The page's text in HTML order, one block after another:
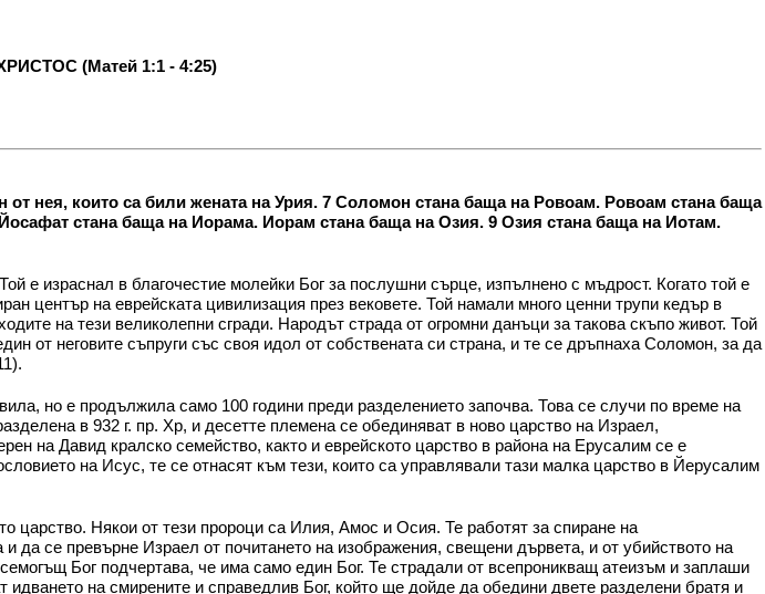
(Матей 1:1 - 4:25)
нея, които са били жената на Урия. 7 Соломон стана баща на Ровоам. Ровоам стана баща
стана баща на Иорама. Иорам стана баща на Озия. 9 Озия стана баща на Иотам.
е израснал в благочестие молейки Бог за послушни сърце, изпълнено с мъдрост. Когато той е
център на еврейската цивилизация през вековете. Той намали много ценни трупи кедър в
на тези великолепни сгради. Народът страда от огромни данъци за такова скъпо живот. Той
от неговите съпруги със своя идол от собствената си страна, и те се дръпнаха Соломон, за да
но е продължила само 100 години преди разделението започва. Това се случи по време на
в 932 г. пр. Хр, и десетте племена се обединяват в ново царство на Израел,
на Давид кралско семейство, както и еврейското царство в района на Ерусалим се е
на Исус, те се отнасят към тези, които са управлявали тази малка царство в Йерусалим
царство. Някои от тези пророци са Илия, Амос и Осия. Те работят за спиране на
да се превърне Израел от почитането на изображения, свещени дървета, и от убийството на
Бог подчертава, че има само един Бог. Те страдали от всепроникващ атеизъм и заплаши
на смирените и справедлив Бог, който ще дойде да обедини двете разделени братя и